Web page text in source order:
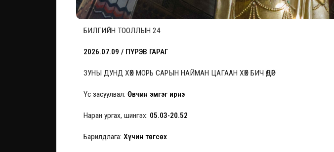
БИЛГИЙН ТООЛЛЫН 24
2026.07.09 / ПҮРЭВ ГАРАГ
ЗУНЫ ДУНД ХӨХ МОРЬ САРЫН НАЙМАН ЦАГААН ХӨХ БИЧ ӨДӨР
Үс засуулвал: Өвчин эмгэг ирнэ
Наран ургах, шингэх: 05.03-20.52
Барилдлага: Хүчин төгсөх